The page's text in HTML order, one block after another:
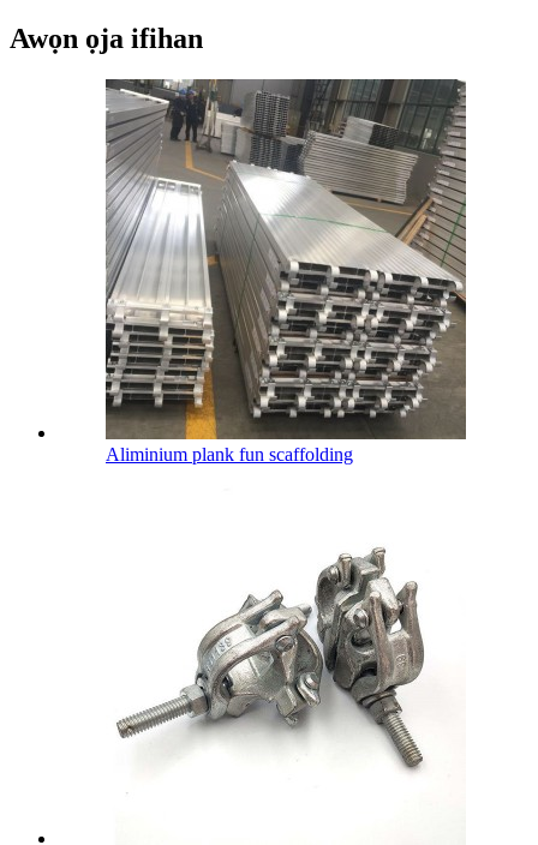
Awọn ọja ifihan
Aliminium plank fun scaffolding